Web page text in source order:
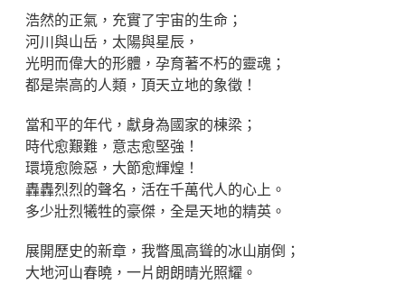
浩然的正氣，充實了宇宙的生命；
河川與山岳，太陽與星辰，
光明而偉大的形體，孕育著不朽的靈魂；
都是崇高的人類，頂天立地的象徵！
當和平的年代，獻身為國家的棟梁；
時代愈艱難，意志愈堅強！
環境愈險惡，大節愈輝煌！
轟轟烈烈的聲名，活在千萬代人的心上。
多少壯烈犧牲的豪傑，全是天地的精英。
展開歷史的新章，我瞥風高聳的冰山崩倒；
大地河山春曉，一片朗朗晴光照耀。